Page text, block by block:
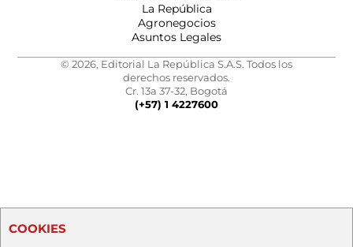
La República
Agronegocios
Asuntos Legales
© 2026, Editorial La República S.A.S. Todos los
derechos reservados.
Cr. 13a 37-32, Bogotá
(+57) 1 4227600
COOKIES